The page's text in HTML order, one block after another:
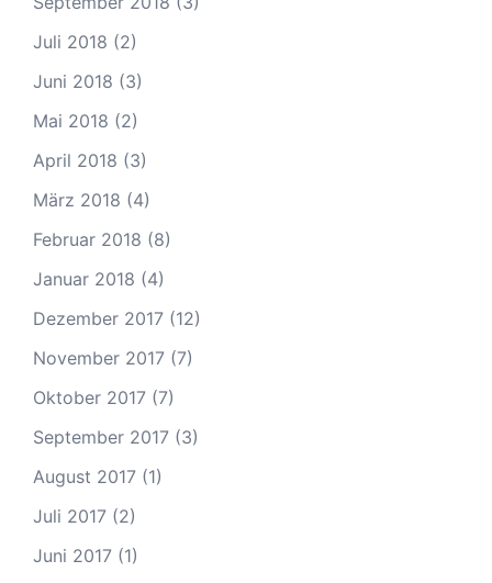
Juli 2018 (2)
Juni 2018 (3)
Mai 2018 (2)
April 2018 (3)
März 2018 (4)
Februar 2018 (8)
Januar 2018 (4)
Dezember 2017 (12)
November 2017 (7)
Oktober 2017 (7)
September 2017 (3)
August 2017 (1)
Juli 2017 (2)
Juni 2017 (1)